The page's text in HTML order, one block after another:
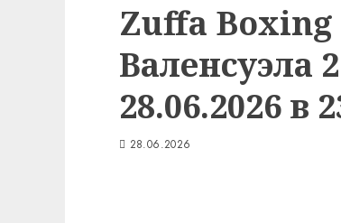
Zuffa Boxing
Валенсуэла
28.06.2026 в
28.06.2026